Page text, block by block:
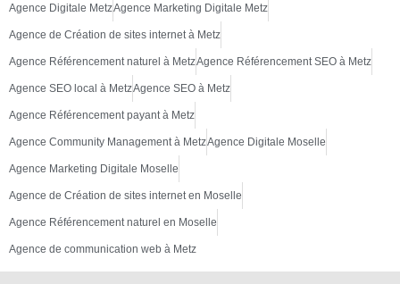
Agence Digitale MetzAgence Marketing Digitale Metz
Agence de Création de sites internet à Metz
Agence Référencement naturel à MetzAgence Référencement SEO à Metz
Agence SEO local à MetzAgence SEO à Metz
Agence Référencement payant à Metz
Agence Community Management à MetzAgence Digitale Moselle
Agence Marketing Digitale Moselle
Agence de Création de sites internet en Moselle
Agence Référencement naturel en Moselle
Agence de communication web à Metz